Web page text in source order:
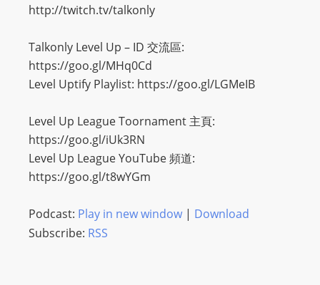
http://twitch.tv/talkonly
Talkonly Level Up – ID 交流區:
https://goo.gl/MHq0Cd
Level Uptify Playlist: https://goo.gl/LGMeIB
Level Up League Toornament 主頁:
https://goo.gl/iUk3RN
Level Up League YouTube 頻道:
https://goo.gl/t8wYGm
Podcast: Play in new window| Download
Subscribe: RSS